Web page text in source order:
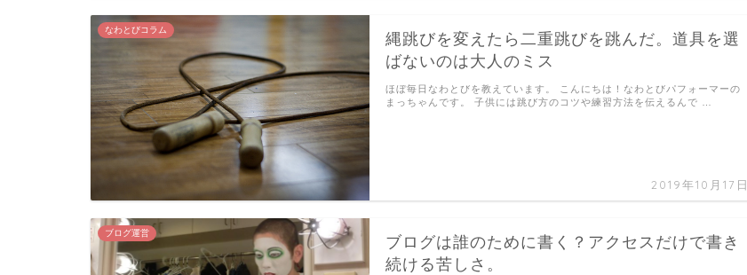
なわとびコラム
縄跳びを変えたら二重跳びを跳んだ。道具を選
ばないのは大人のミス
2019年10月17日
ほぼ毎日なわとびを教えています。 こんにちは！なわとびパフォーマーの
まっちゃんです。 子供には跳び方のコツや練習方法を伝えるんで …
ブログ運営
ブログは誰のために書く？アクセスだけで書き
続ける苦しさ。